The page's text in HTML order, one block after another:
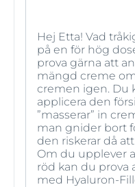
Hej Etta! Vad
på en för hög
prova gärna att
mängd creme
cremen igen. Du
applicera den
”masserar” in
man gnider bort
den riskerar då
Om du upplever
röd kan du prova
med Hyaluron-